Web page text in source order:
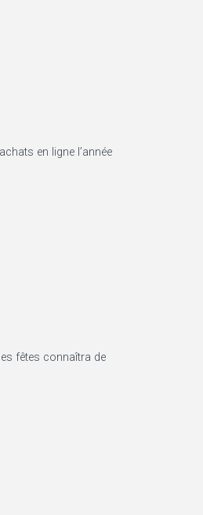
en ligne l’année
fêtes connaîtra de